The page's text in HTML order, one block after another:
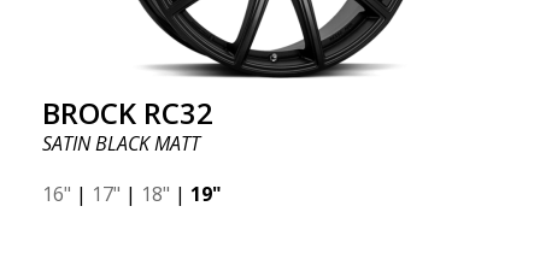
BROCK RC32
SATIN BLACK MATT
16" | 17" | 18" | 19"